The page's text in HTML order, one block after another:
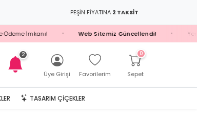
PEŞİN FİYATINA 2 TAKSİT
İmkanı! Web Sitemiz Güncellendi!
2
Üye Girişi Favorilerim
0
Sepet
TASARIM ÇIÇEKLER